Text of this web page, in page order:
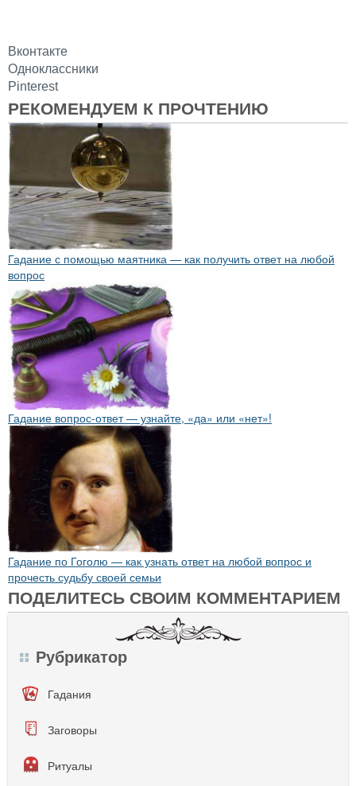
Вконтакте
Одноклассники
Pinterest
РЕКОМЕНДУЕМ К ПРОЧТЕНИЮ
Гадание с помощью маятника — как получить ответ на любой
вопрос
Гадание вопрос-ответ — узнайте, «да» или «нет»!
Гадание по Гоголю — как узнать ответ на любой вопрос и
прочесть судьбу своей семьи
ПОДЕЛИТЕСЬ СВОИМ КОММЕНТАРИЕМ
Рубрикатор
Гадания
Заговоры
Ритуалы